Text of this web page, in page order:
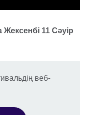
Жексенбі 11 Сәуір
веб-